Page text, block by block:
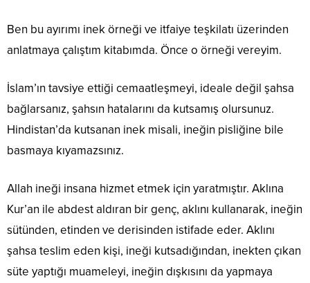
Ben bu ayırımı inek örneği ve itfaiye teşkilatı üzerinden
anlatmaya çalıştım kitabımda. Önce o örneği vereyim.
İslam’ın tavsiye ettiği cemaatleşmeyi, ideale değil şahsa
bağlarsanız, şahsın hatalarını da kutsamış olursunuz.
Hindistan’da kutsanan inek misali, ineğin pisliğine bile
basmaya kıyamazsınız.
Allah ineği insana hizmet etmek için yaratmıştır. Aklına
Kur’an ile abdest aldıran bir genç, aklını kullanarak, ineğin
sütünden, etinden ve derisinden istifade eder. Aklını
şahsa teslim eden kişi, ineği kutsadığından, inekten çıkan
süte yaptığı muameleyi, ineğin dışkısını da yapmaya